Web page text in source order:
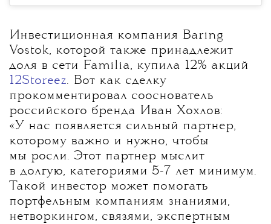
Инвестиционная компания Baring
Vostok, которой также принадлежит
доля в сети Familia, купила 12% акций
12Storeez. Вот как сделку
прокомментировал сооснователь
российского бренда Иван Хохлов:
«У нас появляется сильный партнер,
которому важно и нужно, чтобы
мы росли. Этот партнер мыслит
в долгую, категориями 5-7 лет минимум.
Такой инвестор может помогать
портфельным компаниям знаниями,
нетворкингом, связями, экспертным